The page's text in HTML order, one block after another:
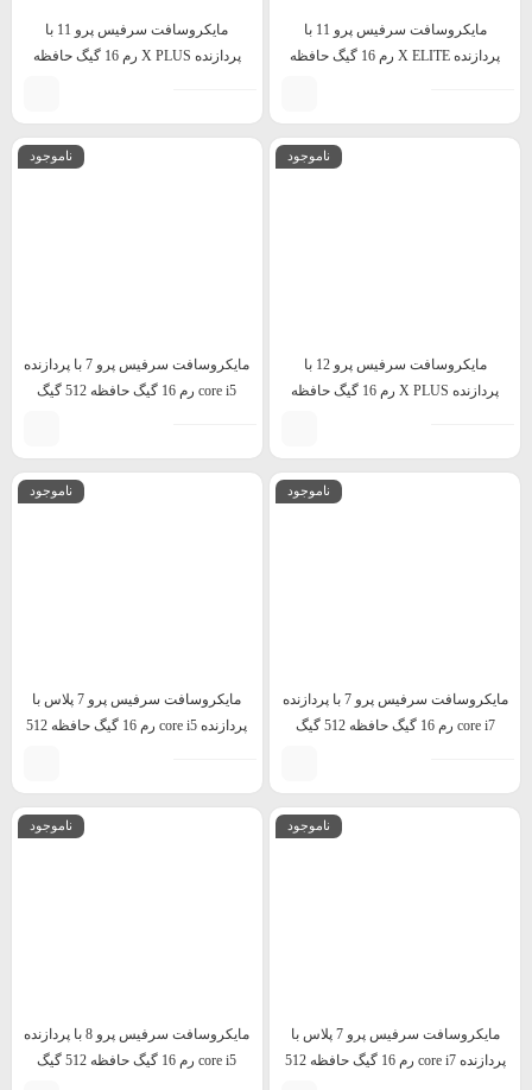
مایکروسافت سرفیس پرو 11 با
پردازنده X ELITE رم 16 گیگ حافظه
مایکروسافت سرفیس پرو 11 با
پردازنده X PLUS رم 16 گیگ حافظه
ناموجود
مایکروسافت سرفیس پرو 12 با
پردازنده X PLUS رم 16 گیگ حافظه
ناموجود
مایکروسافت سرفیس پرو 7 با پردازنده
core i5 رم 16 گیگ حافظه 512 گیگ
ناموجود
مایکروسافت سرفیس پرو 7 با پردازنده
core i7 رم 16 گیگ حافظه 512 گیگ
ناموجود
مایکروسافت سرفیس پرو 7 پلاس با
پردازنده core i5 رم 16 گیگ حافظه 512
ناموجود
مایکروسافت سرفیس پرو 7 پلاس با
پردازنده core i7 رم 16 گیگ حافظه 512
ناموجود
مایکروسافت سرفیس پرو 8 با پردازنده
core i5 رم 16 گیگ حافظه 512 گیگ